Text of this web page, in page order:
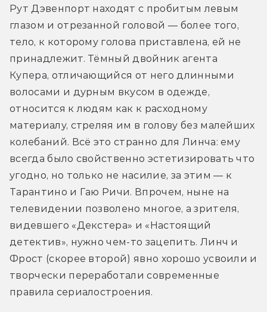
Рут Дэвенпорт находят с пробитым левым
глазом и отрезанной головой — более того,
тело, к которому голова приставлена, ей не
принадлежит. Тёмный двойник агента
Купера, отличающийся от него длинными
волосами и дурным вкусом в одежде,
относится к людям как к расходному
материалу, стреляя им в голову без малейших
колебаний. Всё это странно для Линча: ему
всегда было свойственно эстетизировать что
угодно, но только не насилие, за этим — к
Тарантино и Гаю Ричи. Впрочем, ныне на
телевидении позволено многое, а зрителя,
видевшего «Декстера» и «Настоящий
детектив», нужно чем-то зацепить. Линч и
Фрост (скорее второй) явно хорошо усвоили и
творчески переработали современные
правила сериалостроения.